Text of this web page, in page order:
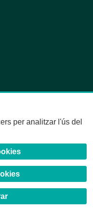
per analitzar l'ús del